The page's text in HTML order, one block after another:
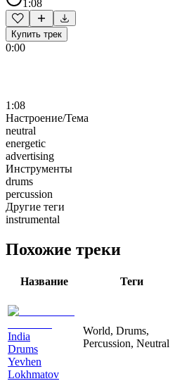
1:08
Купить трек
0:00
1:08
Настроение/Тема
neutral
energetic
advertising
Инструменты
drums
percussion
Другие теги
instrumental
Похожие треки
Название Теги
India
Drums
Yevhen
Lokhmatov
World, Drums,
Percussion, Neutral